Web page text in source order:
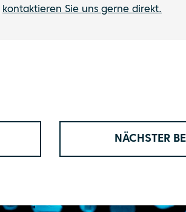
kontaktieren Sie uns gerne direkt.
NÄCHSTER